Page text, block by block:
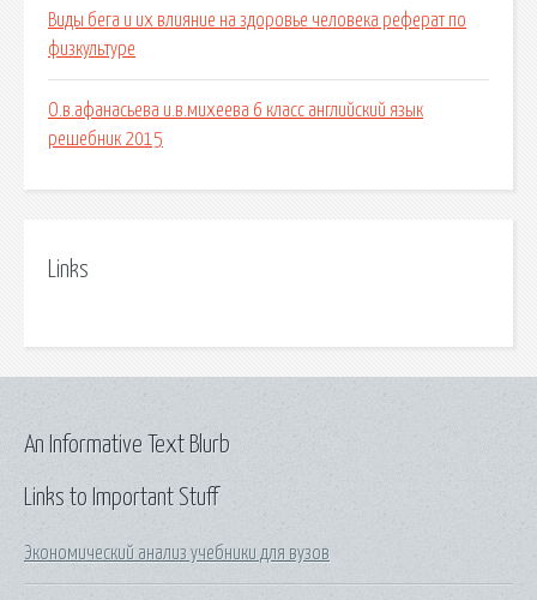
Виды бега и их влияние на здоровье человека реферат по
физкультуре
О.в.афанасьева и.в.михеева 6 класс английский язык
решебник 2015
Links
Links to Important Stuff
Экономический анализ учебники для вузов
An Informative Text Blurb